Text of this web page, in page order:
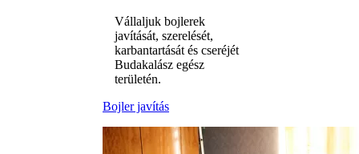
Vállaljuk bojlerek
javítását, szerelését,
karbantartását és cseréjét
Budakalász egész
területén.
Bojler javítás